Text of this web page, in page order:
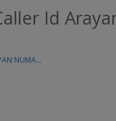
Id
ARAYAN NUMARAYI TANIMA SISTEMI